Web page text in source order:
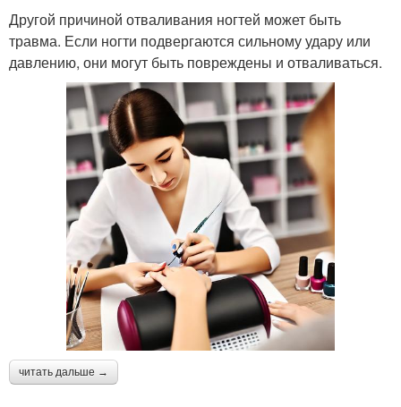
Другой причиной отваливания ногтей может быть
травма. Если ногти подвергаются сильному удару или
давлению, они могут быть повреждены и отваливаться.
читать дальше →